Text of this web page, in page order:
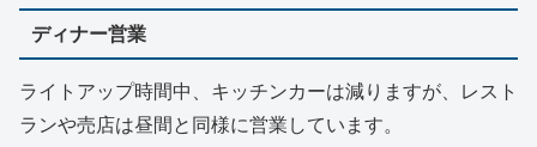
ディナー営業
ライトアップ時間中、キッチンカーは減りますが、レスト
ランや売店は昼間と同様に営業しています。